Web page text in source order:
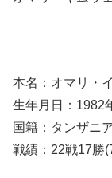
本名：オマリ・
生年月日：1982
国籍：タンザニ
戦績：22戦17勝